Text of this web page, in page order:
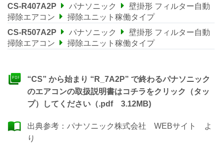
CS-R407A2P
パナソニック
壁掛形 フィルター自動
掃除エアコン
掃除ユニット稼働タイプ
CS-R507A2P
パナソニック
壁掛形 フィルター自動
掃除エアコン
掃除ユニット稼働タイプ
“CS” から始まり “R_7A2P” で終わるパナソニック
のエアコンの取扱説明書はコチラをクリック（タッ
プ）してください（.pdf 3.12MB)
出典参考： パナソニック株式会社 WEBサイト
よ
り